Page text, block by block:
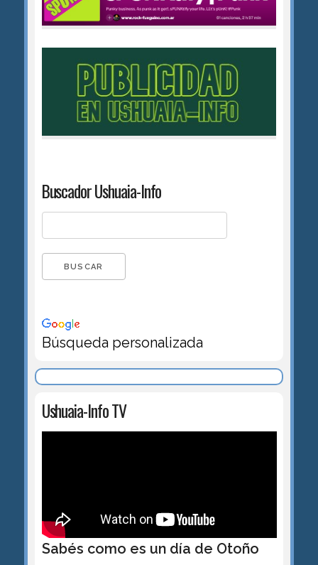
Buscador Ushuaia-Info
Búsqueda personalizada
Ushuaia-Info TV
Sabés como es un día de Otoño